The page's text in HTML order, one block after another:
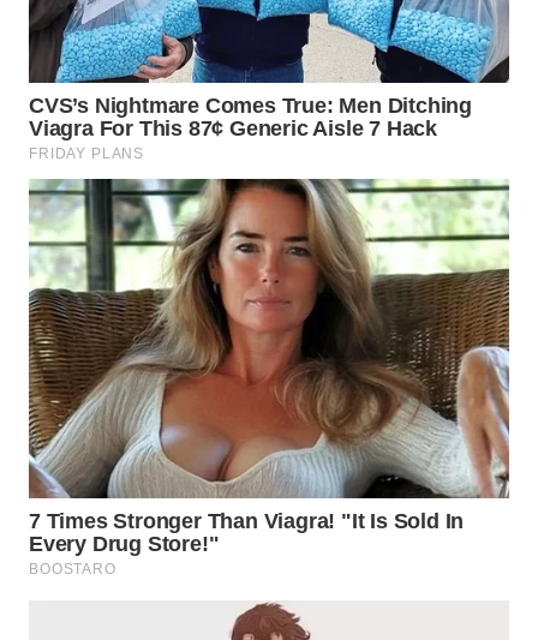
LABUHANBATU
WN
TAPANULI
TENGAH
WN DELI
SERDANG
WN
TEBING
TINGGI
WN
PAKPAK
WN
KARAWANG
WN